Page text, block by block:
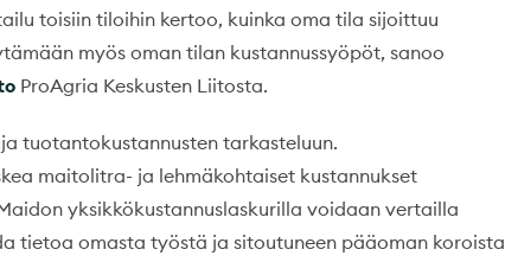
toisiin tiloihin kertoo, kuinka oma tila sijoittuu
myös oman tilan kustannussyöpöt, sanoo
ProAgria Keskusten Liitosta.
tuotantokustannusten tarkasteluun.
maitolitra- ja lehmäkohtaiset kustannukset
yksikkökustannuslaskurilla voidaan vertailla
tietoa omasta työstä ja sitoutuneen pääoman koroista